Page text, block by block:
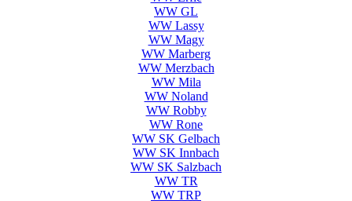
WW GL
WW Lassy
WW Magy
WW Marberg
WW Merzbach
WW Mila
WW Noland
WW Robby
WW Rone
WW SK Gelbach
WW SK Innbach
WW SK Salzbach
WW TR
WW TRP